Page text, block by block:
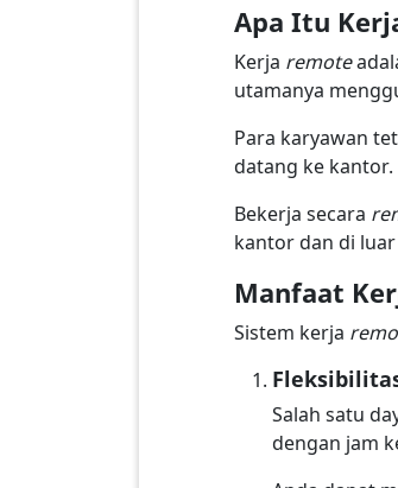
Apa Itu
Kerja remote
utamanya
Para karyawan
datang ke kantor.
Bekerja secara
kantor dan di
Manfaat
Sistem kerja
Salah satu
dengan jam